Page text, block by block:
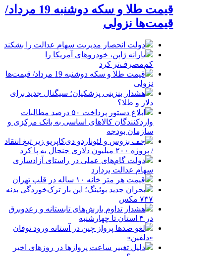
قیمت طلا و سکه دوشنبه 19 مرداد/
قیمت‌ها نزولی
دولت انحصار مدیریت سهام عدالت را بشکند
یارانه ژاپن، خودروهای آمریکا را
کم‌مصرف‌تر کرد
قیمت طلا و سکه دوشنبه 19 مرداد/ قیمت‌ها
نزولی
هشدار بنزینی پزشکیان؛ سیگنال جدید برای
دلار و طلا؟
ابلاغ دستور پرداخت ۵۰ درصد مطالبات
واردکنندگان کالاهای اساسی به بانک مرکزی و
سازمان بودجه
جف بزوس و لئوناردو دی‌کاپریو زیر تیغ انتقاد
/ پروژه ۲۰۰ میلیون دلاری جنجال به پا کرد
دولت گام‌های عملی در راستای آزادسازی
سهام عدالت بردارد
قیمت هر متر خانه ۱۰ ساله در قلب تهران
بحران جدید بوئینگ؛ این بار ترک‌خوردگی بدنه
۷۳۷ مکس
هشدار تداوم بارش‌های تابستانه و رعدوبرق
در ۴ استان تا چهارشنبه
لغو صدها پرواز چین در آستانه ورود توفان
«دلفین»
دلیل تغییر ساعت پروازها در روزهای اخیر